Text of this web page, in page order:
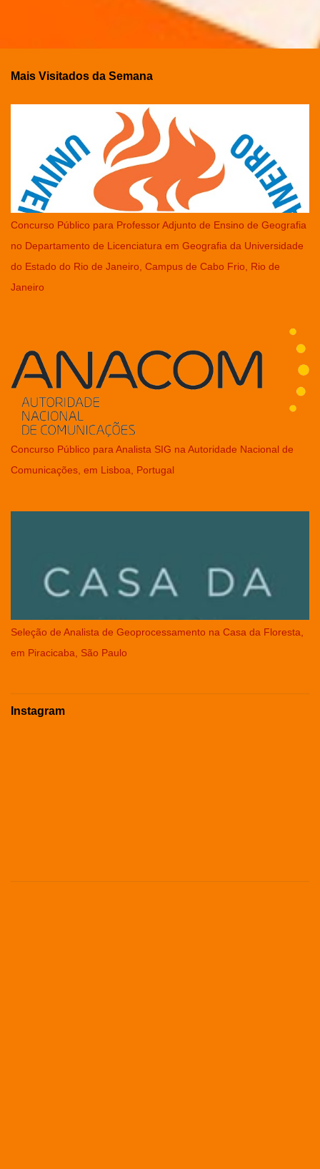
Mais Visitados da Semana
Concurso Público para Professor Adjunto de Ensino de Geografia
no Departamento de Licenciatura em Geografia da Universidade
do Estado do Rio de Janeiro, Campus de Cabo Frio, Rio de
Janeiro
Concurso Público para Analista SIG na Autoridade Nacional de
Comunicações, em Lisboa, Portugal
Seleção de Analista de Geoprocessamento na Casa da Floresta,
em Piracicaba, São Paulo
Instagram